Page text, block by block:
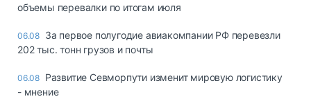
объемы перевалки по итогам июля
06.08 За первое полугодие авиакомпании РФ перевезли
202 тыс. тонн грузов и почты
06.08 Развитие Севморпути изменит мировую логистику
- мнение